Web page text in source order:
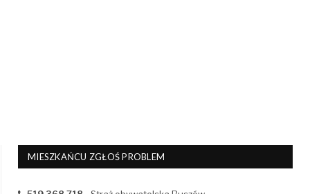
MIESZKAŃCU ZGŁOŚ PROBLEM